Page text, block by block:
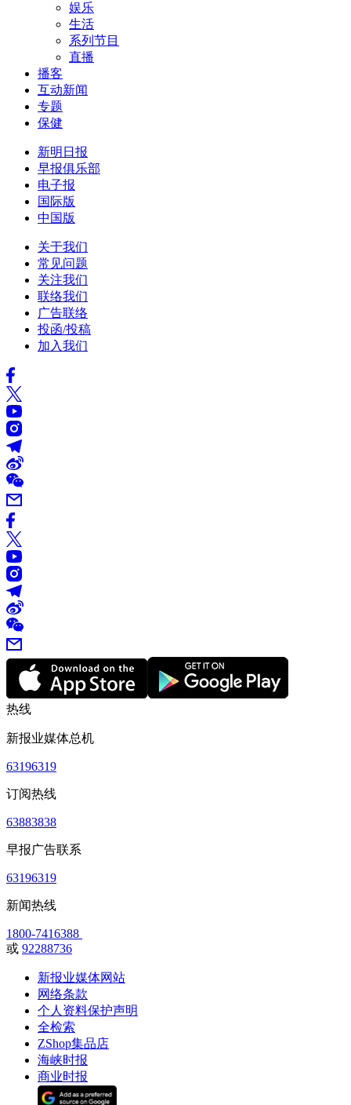
娱乐
生活
系列节目
直播
播客
互动新闻
专题
保健
新明日报
早报俱乐部
电子报
国际版
中国版
关于我们
常见问题
关注我们
联络我们
广告联络
投函/投稿
加入我们
热线
新报业媒体总机
63196319
订阅热线
63883838
早报广告联系
63196319
新闻热线
1800-7416388
或 92288736
新报业媒体网站
网络条款
个人资料保护声明
全检索
ZShop集品店
海峡时报
商业时报